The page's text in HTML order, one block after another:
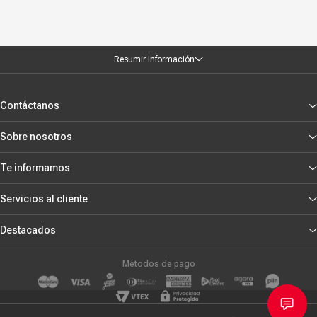
Resumir información
Contáctanos
Sobre nosotros
Te informamos
Servicios al cliente
Destacados
Métodos de pago